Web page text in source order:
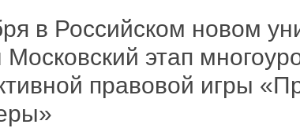
в Российском новом
этап
правовой игры